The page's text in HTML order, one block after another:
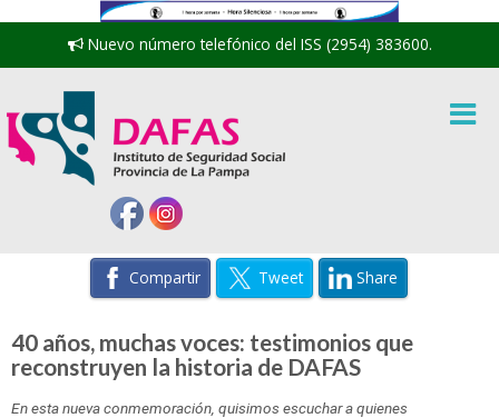
Nuevo número telefónico del ISS (2954) 383600.
Compartir Tweet Share
40 años, muchas voces: testimonios que
reconstruyen la historia de DAFAS
En esta nueva conmemoración, quisimos escuchar a quienes